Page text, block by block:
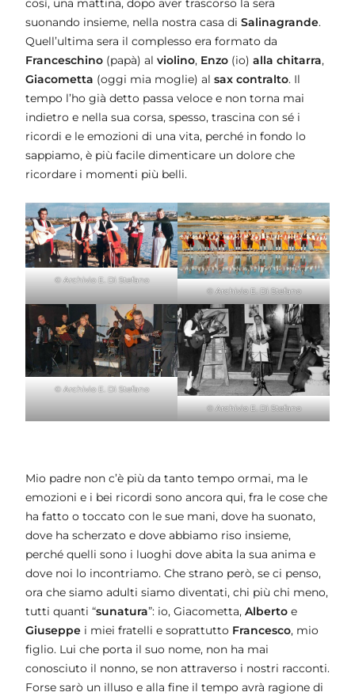
così, una mattina, dopo aver trascorso la sera
suonando insieme, nella nostra casa di Salinagrande.
Quell’ultima sera il complesso era formato da
Franceschino (papà) al violino, Enzo (io) alla chitarra,
Giacometta (oggi mia moglie) al sax contralto. Il
tempo l’ho già detto passa veloce e non torna mai
indietro e nella sua corsa, spesso, trascina con sé i
ricordi e le emozioni di una vita, perché in fondo lo
sappiamo, è più facile dimenticare un dolore che
ricordare i momenti più belli.
© Archivio E. Di Stefano
© Archivio E. Di Stefano
© Archivio E. Di Stefano
© Archivio E. Di Stefano
Mio padre non c’è più da tanto tempo ormai, ma le
emozioni e i bei ricordi sono ancora qui, fra le cose che
ha fatto o toccato con le sue mani, dove ha suonato,
dove ha scherzato e dove abbiamo riso insieme,
perché quelli sono i luoghi dove abita la sua anima e
dove noi lo incontriamo. Che strano però, se ci penso,
ora che siamo adulti siamo diventati, chi più chi meno,
tutti quanti “sunatura”: io, Giacometta, Alberto e
Giuseppe i miei fratelli e soprattutto Francesco, mio
figlio. Lui che porta il suo nome, non ha mai
conosciuto il nonno, se non attraverso i nostri racconti.
Forse sarò un illuso e alla fine il tempo avrà ragione di